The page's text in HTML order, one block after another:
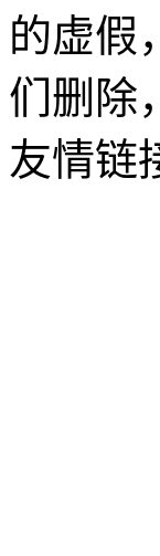
的虚假
们删除
友情链